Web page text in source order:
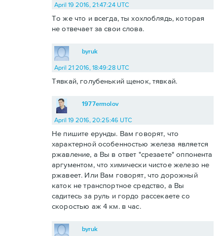
April 19 2016, 21:47:24 UTC
То же что и всегда, ты хохлоблядь, которая
не отвечает за свои слова.
byruk
April 21 2016, 18:49:28 UTC
Тявкай, голубенький щенок, тявкай.
1977ermolov
April 19 2016, 20:25:46 UTC
Не пишите ерунды. Вам говорят, что
характерной особенностью железа является
ржавление, а Вы в ответ "срезаете" оппонента
аргументом, что химически чистое железо не
ржавеет. Или Вам говорят, что дорожный
каток не транспортное средство, а Вы
садитесь за руль и гордо рассекаете со
скоростью аж 4 км. в час.
byruk